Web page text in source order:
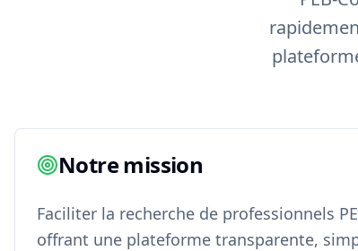
Notre mission
Faciliter la recherche de professionnels
offrant une plateforme transparente,